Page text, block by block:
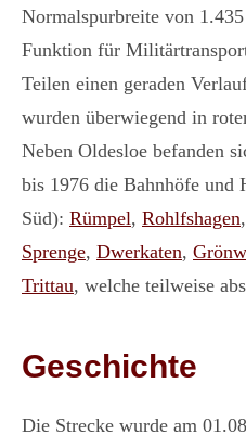
Normalspurbreite von
Funktion für
Teilen einen geraden
wurden überwiegend in
Neben Oldesloe befanden
bis 1976 die Bahnhöfe und
Süd): Rümpel, Rohlfshagen,
Sprenge, Dwerkaten,
Trittau, welche teilweise
Geschichte
Die Strecke wurde am